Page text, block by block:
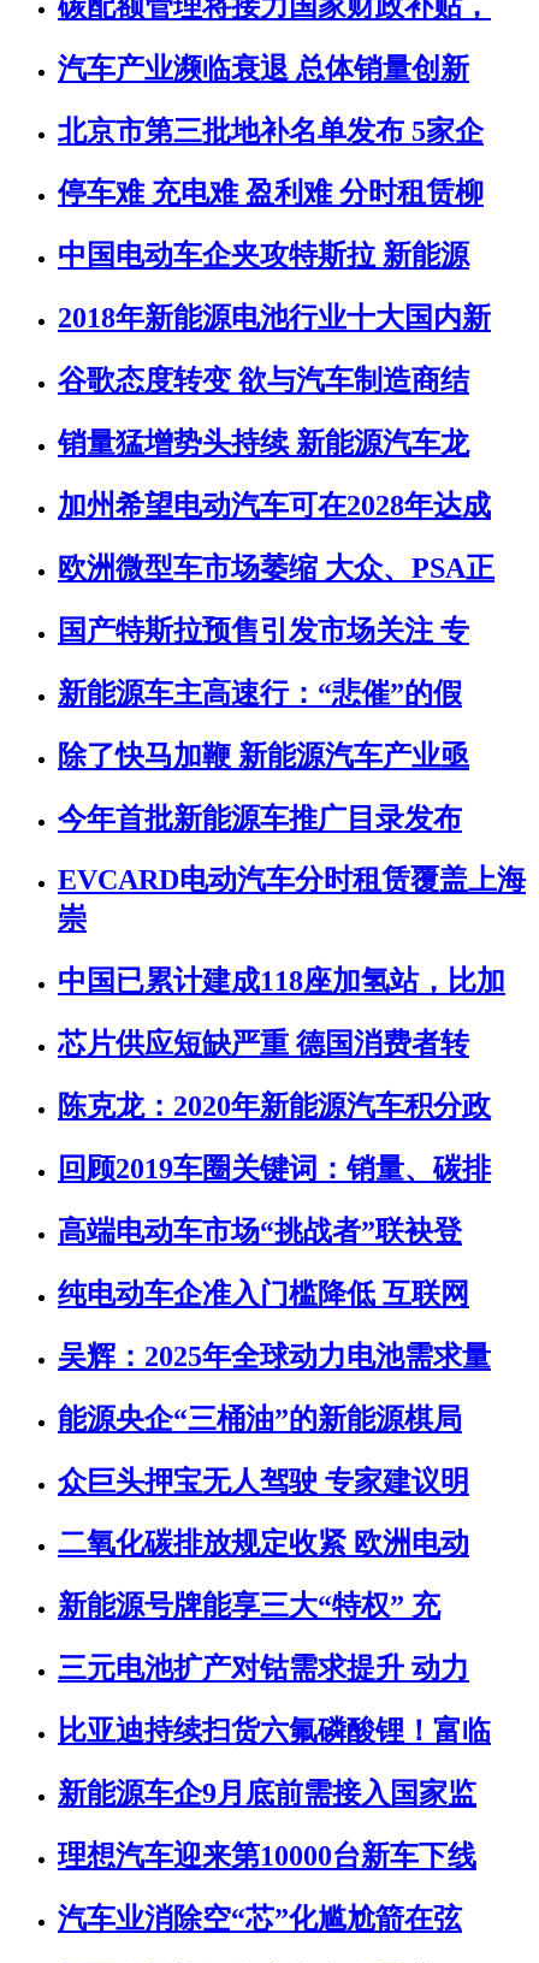
汽车产业濒临衰退 总体销量创新
北京市第三批地补名单发布 5家企
停车难 充电难 盈利难 分时租赁柳
中国电动车企夹攻特斯拉 新能源
2018年新能源电池行业十大国内新
谷歌态度转变 欲与汽车制造商结
销量猛增势头持续 新能源汽车龙
加州希望电动汽车可在2028年达成
欧洲微型车市场萎缩 大众、PSA正
国产特斯拉预售引发市场关注 专
新能源车主高速行：“悲催”的假
除了快马加鞭 新能源汽车产业亟
今年首批新能源车推广目录发布
EVCARD电动汽车分时租赁覆盖上海
崇
中国已累计建成118座加氢站，比加
芯片供应短缺严重 德国消费者转
陈克龙：2020年新能源汽车积分政
回顾2019车圈关键词：销量、碳排
高端电动车市场“挑战者”联袂登
纯电动车企准入门槛降低 互联网
吴辉：2025年全球动力电池需求量
能源央企“三桶油”的新能源棋局
众巨头押宝无人驾驶 专家建议明
二氧化碳排放规定收紧 欧洲电动
新能源号牌能享三大“特权” 充
三元电池扩产对钴需求提升 动力
比亚迪持续扫货六氟磷酸锂！富临
新能源车企9月底前需接入国家监
理想汽车迎来第10000台新车下线
汽车业消除空“芯”化尴尬箭在弦